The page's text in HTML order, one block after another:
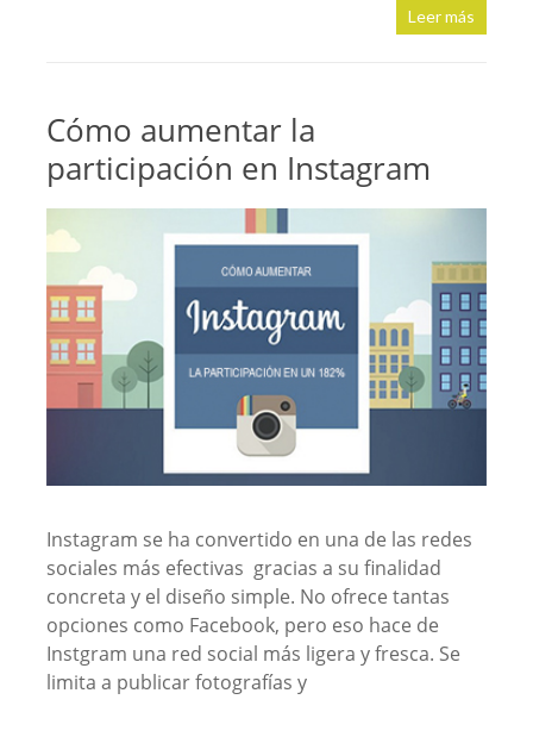
Leer más
Cómo aumentar la
participación en Instagram
Instagram se ha convertido en una de las redes
sociales más efectivas gracias a su finalidad
concreta y el diseño simple. No ofrece tantas
opciones como Facebook, pero eso hace de
Instgram una red social más ligera y fresca. Se
limita a publicar fotografías y